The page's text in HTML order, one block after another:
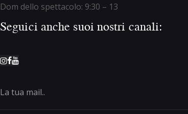
Dom dello spettacolo: 9:30 – 13
Seguici anche suoi nostri canali: